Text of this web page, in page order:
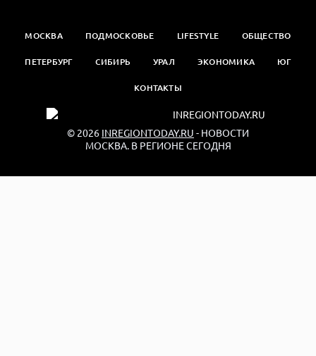
МОСКВА ПОДМОСКОВЬЕ LIFESTYLE ОБЩЕСТВО
ПЕТЕРБУРГ СИБИРЬ УРАЛ ЭКОНОМИКА ЮГ
КОНТАКТЫ
© 2026 INREGIONTODAY.RU - НОВОСТИ
МОСКВА. В РЕГИОНЕ СЕГОДНЯ